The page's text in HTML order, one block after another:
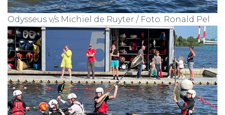
Odysseus v/s Michiel de Ruyter / Foto: Ronald Pel